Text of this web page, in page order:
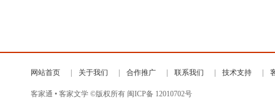
网站首页 关于我们 合作推广 联系我们 技术支持
客家通 • 客家文学 ©版权所有 闽ICP备 12010702号